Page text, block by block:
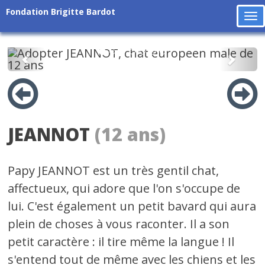
Fondation Brigitte Bardot
Précédent
JEANNOT (12 ans)
Papy JEANNOT est un très gentil chat,
affectueux, qui adore que l'on s'occupe de
lui. C'est également un petit bavard qui aura
plein de choses à vous raconter. Il a son
petit caractère : il tire même la langue ! Il
s'entend tout de même avec les chiens et les